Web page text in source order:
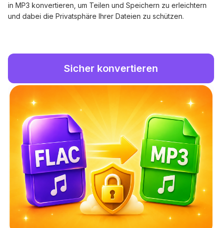
in MP3 konvertieren, um Teilen und Speichern zu erleichtern
und dabei die Privatsphäre Ihrer Dateien zu schützen.
Sicher konvertieren